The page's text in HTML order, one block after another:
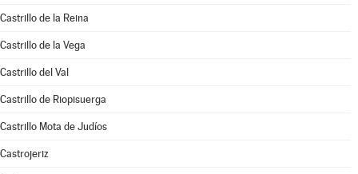
Castrillo de la Reina
Castrillo de la Vega
Castrillo del Val
Castrillo de Riopisuerga
Castrillo Mota de Judíos
Castrojeriz